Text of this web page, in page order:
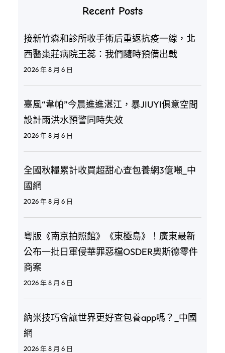
Recent Posts
接新竹森和診所收手術后重返抗疫一線，北
西醫棗莊病院王蕊：我們隨時預備出戰
2026 年 8 月 6 日
臺風“韋帕”今晨進進湛江，暴JIUYI俱意空間
設計雨洪水預警同時失效
2026 年 8 月 6 日
全國秋糧累計收買超甜心查包養網3億噸_中
國網
2026 年 8 月 6 日
粵版《南京拍照館》《東極島》！廣東最新
公布一批日軍侵華罪惡檔OSDER奧斯德零件
商案
2026 年 8 月 6 日
納米技巧會讓世界更好查包養app嗎？_中國
網
2026 年 8 月 6 日